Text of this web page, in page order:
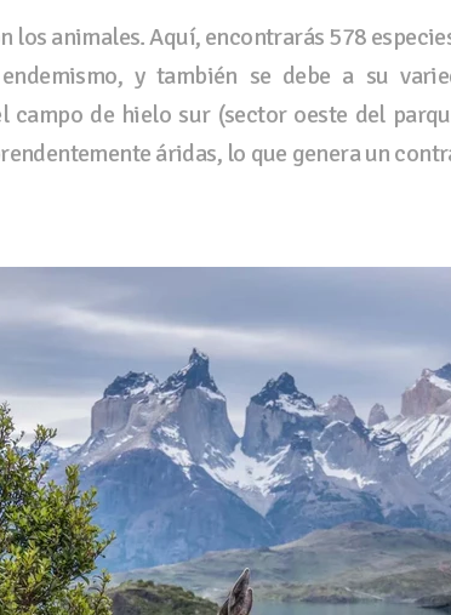
los animales. Aquí, encontrarás 578
y también se debe a su
campo de hielo sur (sector oeste del
áridas, lo que genera un